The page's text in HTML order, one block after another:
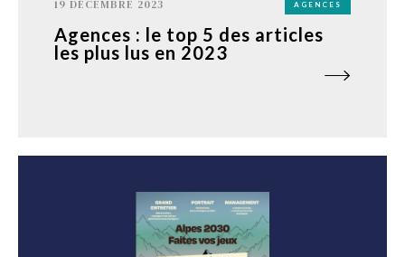
19 DÉCEMBRE 2023 AGENCES
Agences : le top 5 des articles
les plus lus en 2023